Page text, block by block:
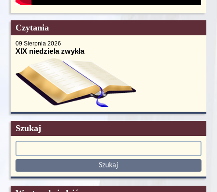
Czytania
09 Sierpnia 2026
XIX niedziela zwykła
Szukaj